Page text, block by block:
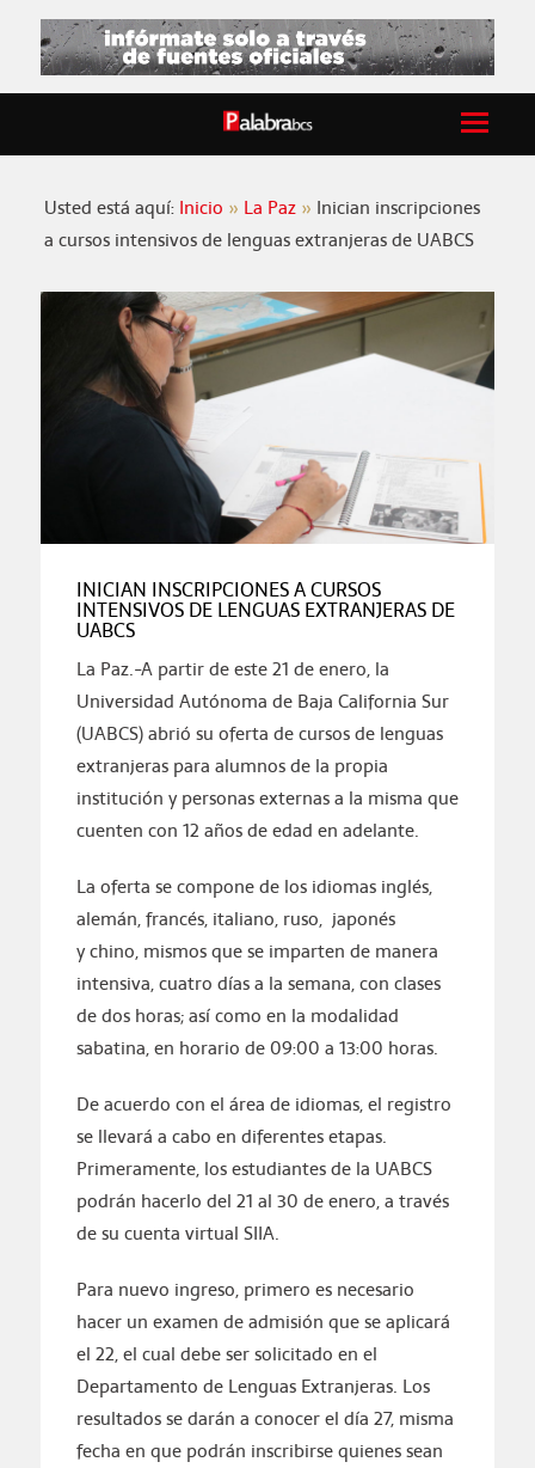
Usted está aquí: Inicio La Paz
Inician inscripciones
a cursos intensivos de lenguas extranjeras de UABCS
INICIAN INSCRIPCIONES A CURSOS
INTENSIVOS DE LENGUAS EXTRANJERAS DE
UABCS
La Paz.-A partir de este 21 de enero, la
Universidad Autónoma de Baja California Sur
(UABCS) abrió su oferta de cursos de lenguas
extranjeras para alumnos de la propia
institución y personas externas a la misma que
cuenten con 12 años de edad en adelante.
La oferta se compone de los idiomas inglés,
alemán, francés, italiano, ruso, japonés
y chino, mismos que se imparten de manera
intensiva, cuatro días a la semana, con clases
de dos horas; así como en la modalidad
sabatina, en horario de 09:00 a 13:00 horas.
De acuerdo con el área de idiomas, el registro
se llevará a cabo en diferentes etapas.
Primeramente, los estudiantes de la UABCS
podrán hacerlo del 21 al 30 de enero, a través
de su cuenta virtual SIIA.
Para nuevo ingreso, primero es necesario
hacer un examen de admisión que se aplicará
el 22, el cual debe ser solicitado en el
Departamento de Lenguas Extranjeras. Los
resultados se darán a conocer el día 27, misma
fecha en que podrán inscribirse quienes sean